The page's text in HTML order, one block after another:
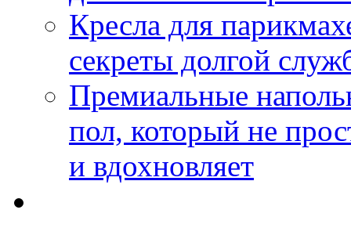
Кресла для
секреты долгой
Премиальные
пол, который не
и вдохновляет